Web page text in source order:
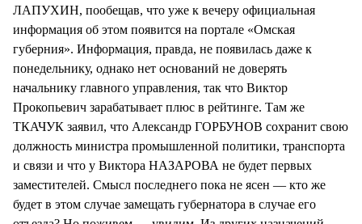
ЛАПУХИН, пообещав, что уже к вечеру официальная
информация об этом появится на портале «Омская
губерния». Информация, правда, не появилась даже к
понедельнику, однако нет оснований не доверять
начальнику главного управления, так что Виктор
Прокопьевич зарабатывает плюс в рейтинге. Там же
ТКАЧУК заявил, что Александр ГОРБУНОВ сохранит свою
должность министра промышленной политики, транспорта
и связи и что у Виктора НАЗАРОВА не будет первых
заместителей. Смысл последнего пока не ясен — кто же
будет в этом случае замещать губернатора в случае его